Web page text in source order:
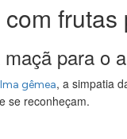
para o
gêmea, a simpatia
se reconheçam.